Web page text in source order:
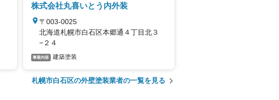
株式会社丸喜いとう内外装
〒003-0025
北海道札幌市白石区本郷通４丁目北３
−２４
事業内容 建築塗装
札幌市白石区の外壁塗装業者の一覧を見る